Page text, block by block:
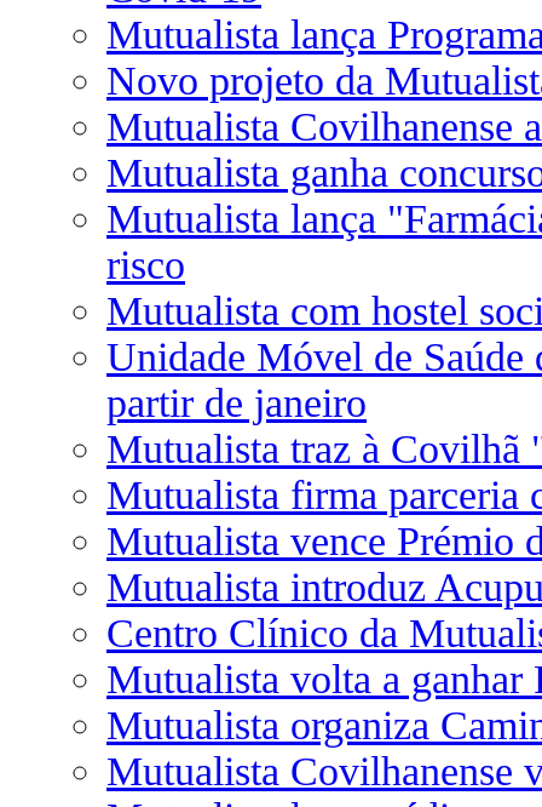
Mutualista lança
Novo projeto da
Mutualista Covilhanense
Mutualista ganha
Mutualista lança
risco
Mutualista com hostel
Unidade Móvel de Saúde
partir de janeiro
Mutualista traz à Covilhã
Mutualista firma parceria
Mutualista vence Prémio
Mutualista introduz
Centro Clínico da
Mutualista volta a
Mutualista organiza
Mutualista Covilhanense